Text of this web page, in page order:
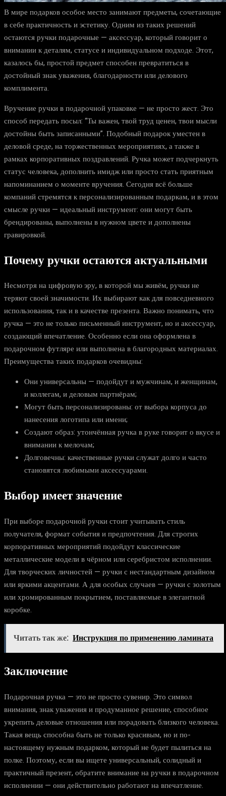
В мире подарков особое место занимают предметы, сочетающие
в себе практичность и эстетику. Одним из таких решений
остаются ручки подарочные — аксессуар, который говорит о
внимании к деталям, статусе и индивидуальном подходе. Этот,
казалось бы, простой предмет способен превратиться в
достойный знак уважения, благодарности или делового
комплимента.
Вручение ручки в подарочной упаковке — не просто жест. Это
способ передать посыл: “Ты важен, твой труд ценен, твои мысли
достойны быть записанными”. Подобный подарок уместен в
деловой среде, на торжественных мероприятиях, а также в
рамках корпоративных поздравлений. Ручка может подчеркнуть
статус человека, дополнить имидж или просто стать приятным
напоминанием о моменте вручения. Сегодня всё больше
компаний стремятся к персонализированным подаркам, и в этом
смысле ручки — идеальный инструмент: они могут быть
брендированы, выполнены в нужном цвете и дополнены
гравировкой.
Почему ручки остаются актуальными
Несмотря на цифровую эру, в которой мы живём, ручки не
теряют своей значимости. Их выбирают как для повседневного
использования, так и в качестве презента. Важно понимать, что
ручка — это не только письменный инструмент, но и аксессуар,
создающий впечатление. Особенно если она оформлена в
подарочном футляре или выполнена в благородных материалах.
Преимущества таких подарков очевидны:
Они универсальны — подойдут и мужчинам, и женщинам,
и коллегам, и деловым партнёрам;
Могут быть персонализированы: от выбора корпуса до
нанесения логотипа или имени;
Создают образ: утончённая ручка в руке говорит о вкусе и
внимании к мелочам;
Долговечны: качественные ручки служат долго и часто
становятся любимыми аксессуарами.
Выбор имеет значение
При выборе подарочной ручки стоит учитывать стиль
получателя, формат события и предпочтения. Для строгих
корпоративных мероприятий подойдут классические
металлические модели в чёрном или серебристом исполнении.
Для творческих личностей — ручки с нестандартным дизайном
или яркими акцентами. А для особых случаев — ручки с золотым
или хромированным покрытием, поставляемые в элегантной
коробке.
Читать так же: Инструкция по применению ламината
Заключение
Подарочная ручка — это не просто сувенир. Это символ
внимания, знак уважения и продуманное решение, способное
укрепить деловые отношения или порадовать близкого человека.
Такая вещь способна быть не только красивым, но и по-
настоящему нужным подарком, который не будет пылиться на
полке. Поэтому, если вы ищете универсальный, солидный и
практичный презент, обратите внимание на ручки в подарочном
исполнении — они действительно работают на впечатление.